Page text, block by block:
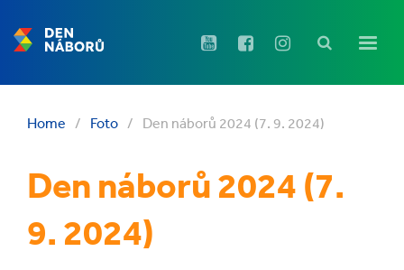
Home / Foto / Den náborů 2024 (7. 9. 2024)
Den náborů 2024 (7.
9. 2024)